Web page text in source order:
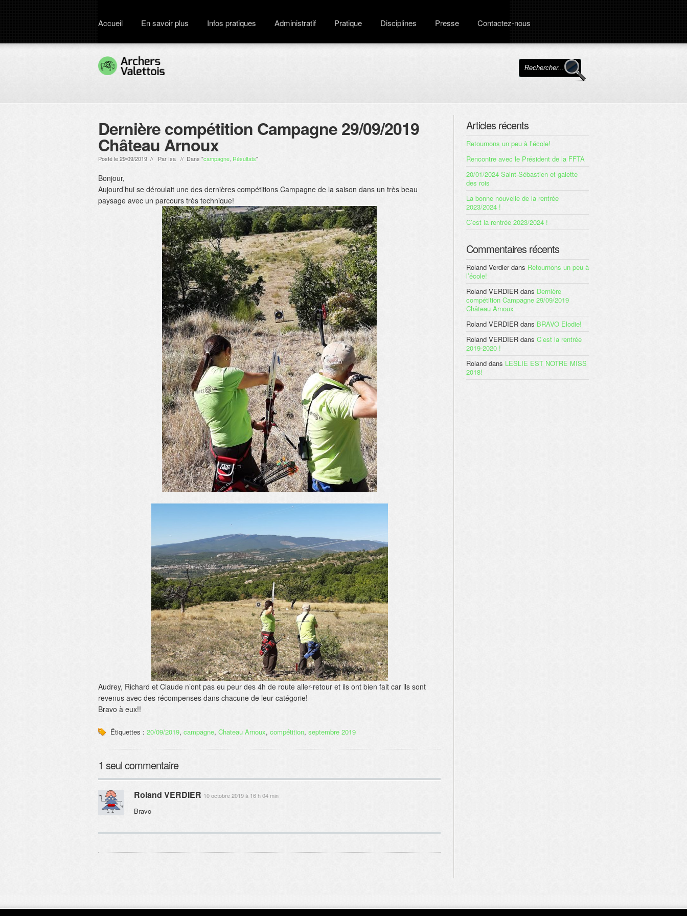
Accueil En savoir plus Infos pratiques Administratif Pratique Disciplines Presse Contactez-nous
Dernière compétition Campagne 29/09/2019
Château Arnoux
Posté le 29/09/2019 // Par Isa // Dans "campagne Résultats"
Bonjour,
Aujourd’hui se déroulait une des dernières compétitions Campagne de la saison dans un très beau
paysage avec un parcours très technique!
Audrey, Richard et Claude n’ont pas eu peur des 4h de route aller-retour et ils ont bien fait car ils sont
revenus avec des récompenses dans chacune de leur catégorie!
Bravo à eux!!
Étiquettes : 20/09/2019, campagne, Chateau Arnoux, compétition, septembre 2019
1 seul commentaire
Roland VERDIER 10 octobre 2019 à 16 h 04 min
Bravo
Articles récents
Retournons un peu à l’école!
Rencontre avec le Président de la FFTA
20/01/2024 Saint-Sébastien et galette
des rois
La bonne nouvelle de la rentrée
2023/2024 !
C’est la rentrée 2023/2024 !
Commentaires récents
Roland Verdierdans Retournons un peu à
l’école!
Roland VERDIER dans Dernière
compétition Campagne 29/09/2019
Château Arnoux
Roland VERDIER dans BRAVO Elodie!
Roland VERDIER dans C’est la rentrée
2019-2020 !
Roland dans LESLIE EST NOTRE MISS
2018!